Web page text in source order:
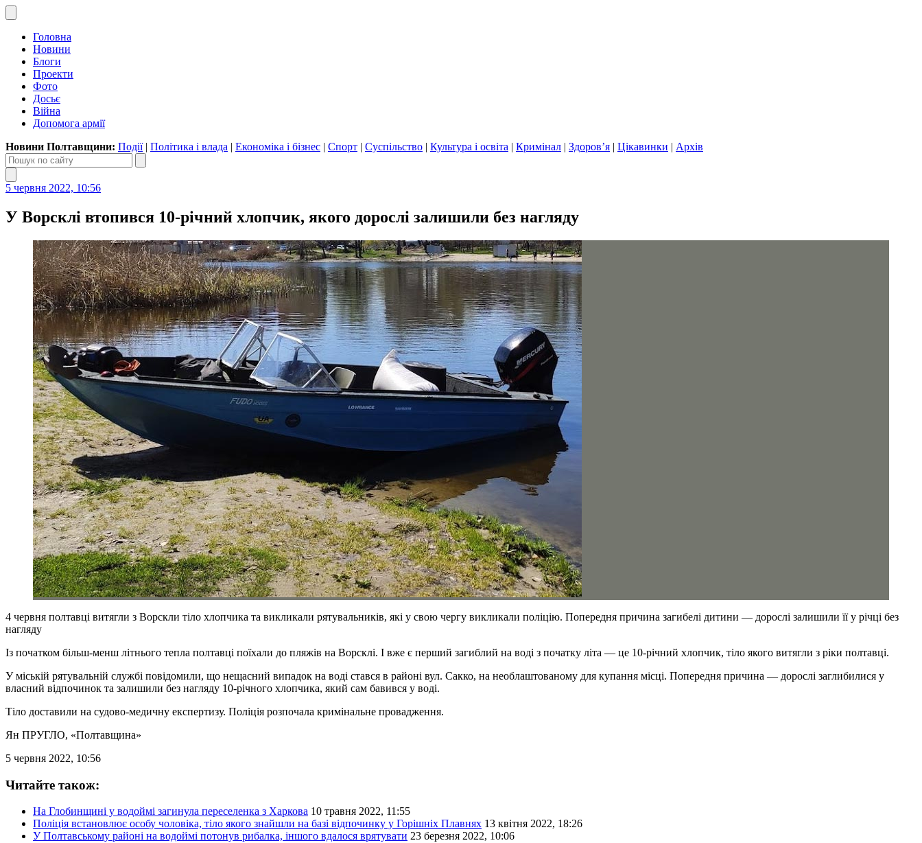
Головна
Новини
Блоги
Проекти
Фото
Досьє
Війна
Допомога армії
Новини Полтавщини: Події| Політика і влада | Економіка і бізнес | Спорт | Суспільство | Культура і освіта | Кримінал | Здоров’я | Цікавинки | Архів
5 червня 2022, 10:56
У Ворсклі втопився 10-річний хлопчик, якого дорослі залишили без нагляду
4 червня полтавці витягли з Ворскли тіло хлопчика та викликали рятувальників, які у свою чергу викликали поліцію. Попередня причина загибелі дитини — дорослі залишили її у річці без
нагляду
Із початком більш-менш літнього тепла полтавці поїхали до пляжів на Ворсклі. І вже є перший загиблий на воді з початку літа — це 10-річний хлопчик, тіло якого витягли з ріки полтавці.
У міській рятувальній службі повідомили, що нещасний випадок на воді стався в районі вул. Сакко, на необлаштованому для купання місці. Попередня причина — дорослі заглибилися у
власний відпочинок та залишили без нагляду 10-річного хлопчика, який сам бавився у воді.
Тіло доставили на судово-медичну експертизу. Поліція розпочала кримінальне провадження.
Ян ПРУГЛО, «Полтавщина»
5 червня 2022, 10:56
Читайте також:
На Глобинщині у водоймі загинула переселенка з Харкова 10 травня 2022, 11:55
Поліція встановлює особу чоловіка, тіло якого знайшли на базі відпочинку у Горішніх Плавнях 13 квітня 2022, 18:26
У Полтавському районі на водоймі потонув рибалка, іншого вдалося врятувати 23 березня 2022, 10:06